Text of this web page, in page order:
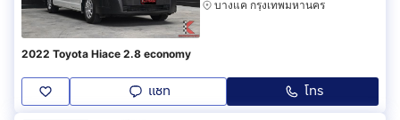
บางแค กรุงเทพมหานคร
2022 Toyota Hiace 2.8 economy
แชท โทร